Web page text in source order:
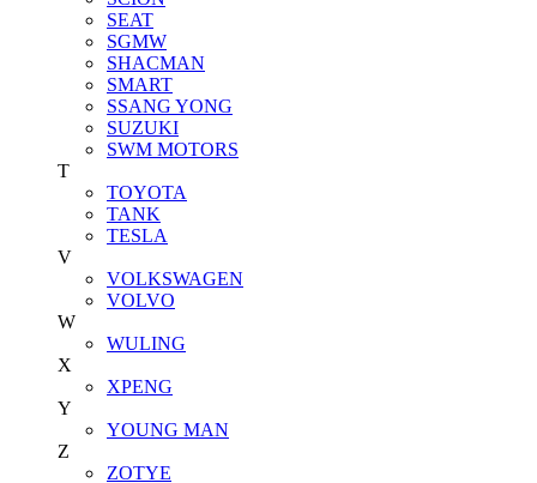
SEAT
SGMW
SHACMAN
SMART
SSANG YONG
SUZUKI
SWM MOTORS
T
TOYOTA
TANK
TESLA
V
VOLKSWAGEN
VOLVO
W
WULING
X
XPENG
Y
YOUNG MAN
Z
ZOTYE